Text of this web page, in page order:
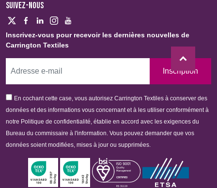
SUIVEZ-NOUS
Inscrivez-vous pour recevoir les dernières nouvelles de
Carrington Textiles
Inscription
En cochant cette case, vous autorisez Carrington Textiles à conserver des
données et des informations vous concernant et à les utiliser conformément à
notre Politique de confidentialité, établie en accord avec les exigences du
Bureau du commissaire à l'information. Vous pouvez demander que vos
données soient modifiées, mises à jour ou supprimées.